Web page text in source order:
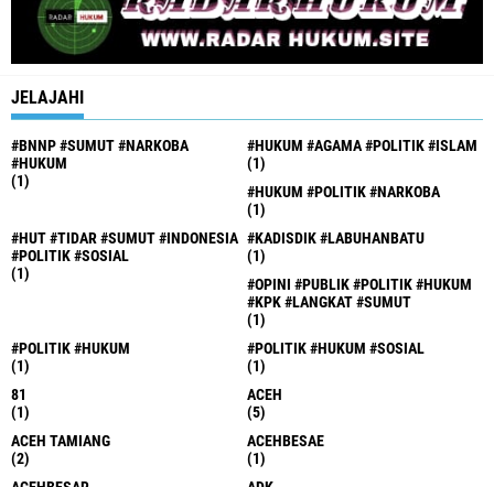
JELAJAHI
#BNNP #SUMUT #NARKOBA
#HUKUM
(1)
#HUKUM #AGAMA #POLITIK #ISLAM
(1)
#HUKUM #POLITIK #NARKOBA
(1)
#HUT #TIDAR #SUMUT #INDONESIA
#POLITIK #SOSIAL
(1)
#KADISDIK #LABUHANBATU
(1)
#OPINI #PUBLIK #POLITIK #HUKUM
#KPK #LANGKAT #SUMUT
(1)
#POLITIK #HUKUM
(1)
#POLITIK #HUKUM #SOSIAL
(1)
81
(1)
ACEH
(5)
ACEH TAMIANG
(2)
ACEHBESAE
(1)